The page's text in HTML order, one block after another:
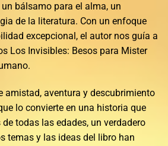
bálsamo para el alma, un
de la literatura. Con un enfoque
excepcional, el autor nos guía a
Los Invisibles: Besos para Mister
amistad, aventura y descubrimiento
lo convierte en una historia que
todas las edades, un verdadero
temas y las ideas del libro han